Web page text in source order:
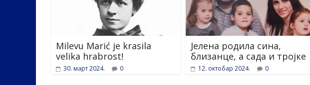
Milevu Marić je krasila
velika hrabrost!
30. март 2024. 0
Јелена родила сина,
близанце, а сада и тројке
12. октобар 2024. 0